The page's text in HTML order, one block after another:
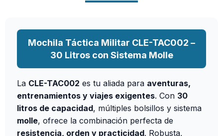
Mochila Táctica Militar CLE-TAC002 –
30 Litros con Sistema Molle
La CLE-TAC002 es tu aliada para aventuras,
entrenamientos y viajes exigentes. Con 30
litros de capacidad, múltiples bolsillos y sistema
molle, ofrece la combinación perfecta de
resistencia, orden y practicidad. Robusta,